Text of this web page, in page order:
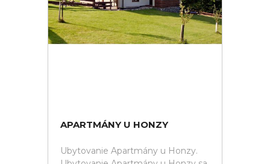
APARTMÁNY U HONZY
Ubytovanie Apartmány u Honzy.